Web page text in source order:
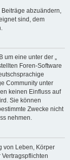
abzuändern,
sind, dem
um eine unter der „
Foren-Software
Community unter
keinen Einfluss auf
Sie können
Zwecke nicht
nehmen.
von Leben, Körper